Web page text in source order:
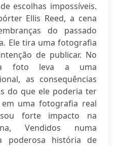
escolhas impossíveis.
Ellis Reed, a cena
do passado
Ele tira uma fotografia
de publicar. No
a foto leva a uma
as consequências
do que ele poderia ter
uma fotografia real
forte impacto na
Vendidos numa
poderosa história de